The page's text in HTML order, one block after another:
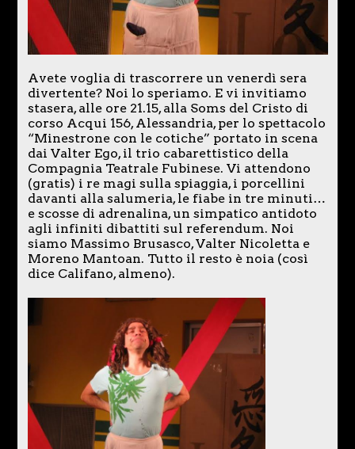
Avete voglia di trascorrere un venerdì sera
divertente? Noi lo speriamo. E vi invitiamo
stasera, alle ore 21.15, alla Soms del Cristo di
corso Acqui 156, Alessandria, per lo spettacolo
“Minestrone con le cotiche” portato in scena
dai Valter Ego, il trio cabarettistico della
Compagnia Teatrale Fubinese. Vi attendono
(gratis) i re magi sulla spiaggia, i porcellini
davanti alla salumeria, le fiabe in tre minuti…
e scosse di adrenalina, un simpatico antidoto
agli infiniti dibattiti sul referendum. Noi
siamo Massimo Brusasco, Valter Nicoletta e
Moreno Mantoan. Tutto il resto è noia (così
dice Califano, almeno).